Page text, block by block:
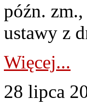
późn.
ustawy z
Więcej...
28 lipca